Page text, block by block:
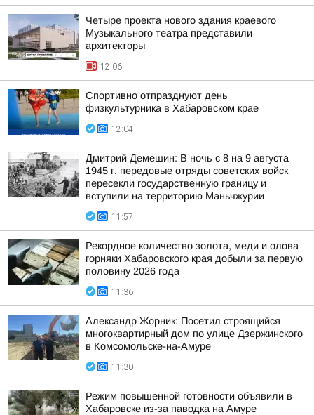
Четыре проекта нового здания краевого
Музыкального театра представили
архитекторы
12:06
Спортивно отпразднуют день
физкультурника в Хабаровском крае
12:04
Дмитрий Демешин: В ночь с 8 на 9 августа
1945 г. передовые отряды советских войск
пересекли государственную границу и
вступили на территорию Маньчжурии
11:57
Рекордное количество золота, меди и олова
горняки Хабаровского края добыли за первую
половину 2026 года
11:36
Александр Жорник: Посетил строящийся
многоквартирный дом по улице Дзержинского
в Комсомольске-на-Амуре
11:30
Режим повышенной готовности объявили в
Хабаровске из-за паводка на Амуре